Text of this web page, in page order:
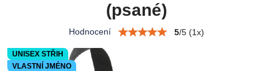
UNISEX STŘIH
VLASTNÍ JMÉNO
(psané)
Hodnocení 5/5 (1x)